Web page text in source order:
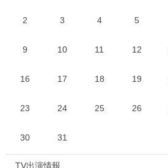
2 3 4 5
9 10 11 12
16 17 18 19
23 24 25 26
30 31
TV出演情報